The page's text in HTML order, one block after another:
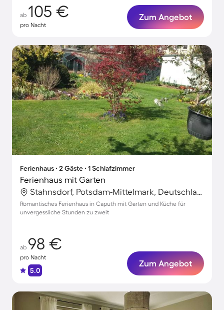
ab 105 €
pro Nacht
Zum Angebot
Ferienhaus ∙ 2 Gäste ∙ 1 Schlafzimmer
Ferienhaus mit Garten
Stahnsdorf, Potsdam-Mittelmark, Deutschland
Romantisches Ferienhaus in Caputh mit Garten und Küche für
unvergessliche Stunden zu zweit
ab 98 €
pro Nacht
5.0
Zum Angebot